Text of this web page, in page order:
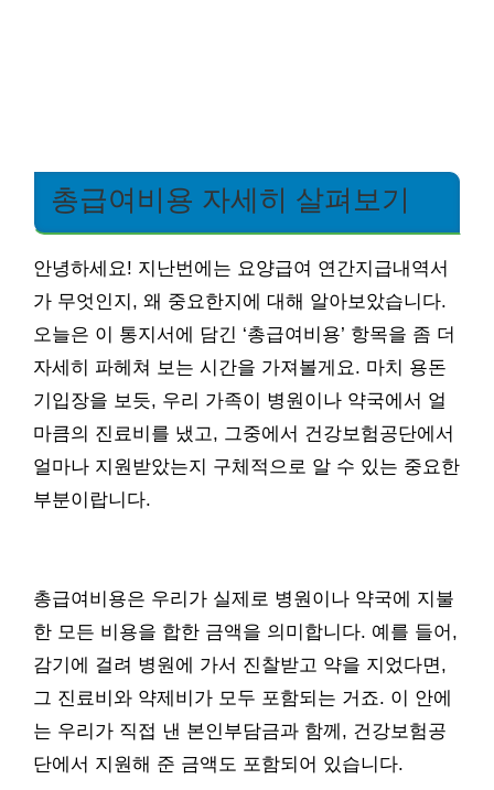
총급여비용 자세히 살펴보기
안녕하세요! 지난번에는 요양급여 연간지급내역서
가 무엇인지, 왜 중요한지에 대해 알아보았습니다.
오늘은 이 통지서에 담긴 ‘총급여비용’ 항목을 좀 더
자세히 파헤쳐 보는 시간을 가져볼게요. 마치 용돈
기입장을 보듯, 우리 가족이 병원이나 약국에서 얼
마큼의 진료비를 냈고, 그중에서 건강보험공단에서
얼마나 지원받았는지 구체적으로 알 수 있는 중요한
부분이랍니다.
총급여비용은 우리가 실제로 병원이나 약국에 지불
한 모든 비용을 합한 금액을 의미합니다. 예를 들어,
감기에 걸려 병원에 가서 진찰받고 약을 지었다면,
그 진료비와 약제비가 모두 포함되는 거죠. 이 안에
는 우리가 직접 낸 본인부담금과 함께, 건강보험공
단에서 지원해 준 금액도 포함되어 있습니다.